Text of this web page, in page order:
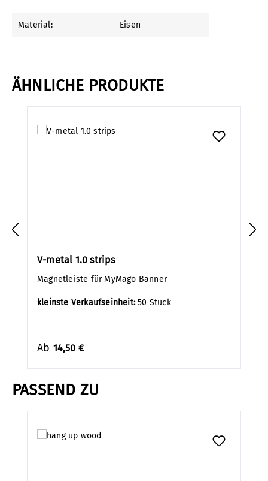
Material: Eisen
ÄHNLICHE PRODUKTE
V-metal 1.0 strips
Magnetleiste für MyMago Banner
kleinste Verkaufseinheit:50 Stück
Ab 14,50 €
PASSEND ZU